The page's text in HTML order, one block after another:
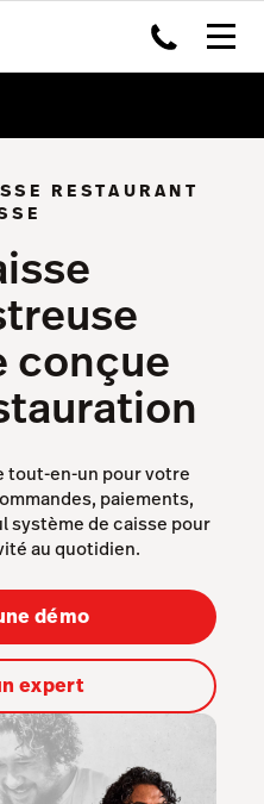
RESTAURANT
conçue
tout-en-un pour votre
paiements,
système de caisse pour
au quotidien.
démo
expert